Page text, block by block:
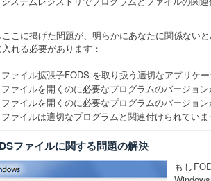
ここに掲げた問題が、明らかにあなたに関係ない
れる必要があります：
ファイル拡張子FODS を取り扱う適切なアプリケ
ファイルを開くのに必要なプログラムのバージョ
ファイルを開くのに必要なプログラムのバージョ
ファイルは適切なプログラムと関連付けられていま
ファイルに関する問題の解決
もし